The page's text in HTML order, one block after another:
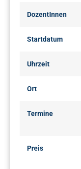
DozentInnen
Startdatum
Uhrzeit
Ort
Termine
Preis